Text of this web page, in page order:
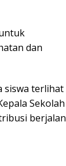
dan
siswa terlihat
Sekolah
berjalan